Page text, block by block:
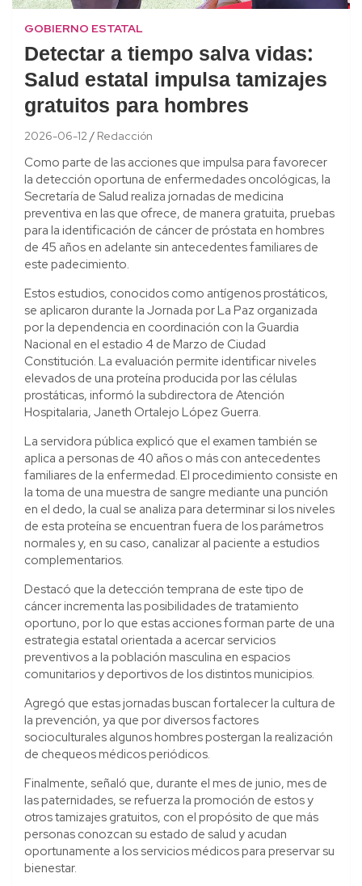
GOBIERNO ESTATAL
Detectar a tiempo salva vidas:
Salud estatal impulsa tamizajes
gratuitos para hombres
2026-06-12 Redacción
Como parte de las acciones que impulsa para favorecer
la detección oportuna de enfermedades oncológicas, la
Secretaría de Salud realiza jornadas de medicina
preventiva en las que ofrece, de manera gratuita, pruebas
para la identificación de cáncer de próstata en hombres
de 45 años en adelante sin antecedentes familiares de
este padecimiento.
Estos estudios, conocidos como antígenos prostáticos,
se aplicaron durante la Jornada por La Paz organizada
por la dependencia en coordinación con la Guardia
Nacional en el estadio 4 de Marzo de Ciudad
Constitución. La evaluación permite identificar niveles
elevados de una proteína producida por las células
prostáticas, informó la subdirectora de Atención
Hospitalaria, Janeth Ortalejo López Guerra.
La servidora pública explicó que el examen también se
aplica a personas de 40 años o más con antecedentes
familiares de la enfermedad. El procedimiento consiste en
la toma de una muestra de sangre mediante una punción
en el dedo, la cual se analiza para determinar si los niveles
de esta proteína se encuentran fuera de los parámetros
normales y, en su caso, canalizar al paciente a estudios
complementarios.
Destacó que la detección temprana de este tipo de
cáncer incrementa las posibilidades de tratamiento
oportuno, por lo que estas acciones forman parte de una
estrategia estatal orientada a acercar servicios
preventivos a la población masculina en espacios
comunitarios y deportivos de los distintos municipios.
Agregó que estas jornadas buscan fortalecer la cultura de
la prevención, ya que por diversos factores
socioculturales algunos hombres postergan la realización
de chequeos médicos periódicos.
Finalmente, señaló que, durante el mes de junio, mes de
las paternidades, se refuerza la promoción de estos y
otros tamizajes gratuitos, con el propósito de que más
personas conozcan su estado de salud y acudan
oportunamente a los servicios médicos para preservar su
bienestar.